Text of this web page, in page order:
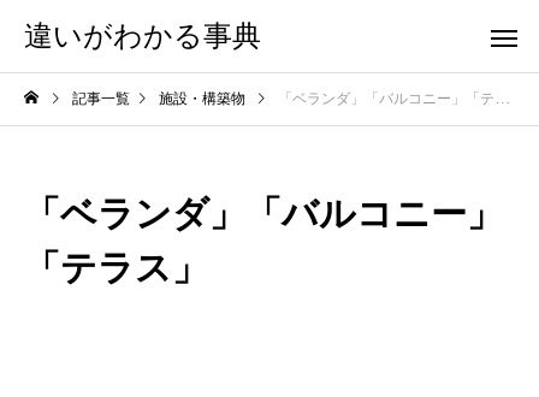
違いがわかる事典
記事一覧 施設・構築物 「ベランダ」「バルコニー」「テラス」
「ベランダ」「バルコニー」
「テラス」